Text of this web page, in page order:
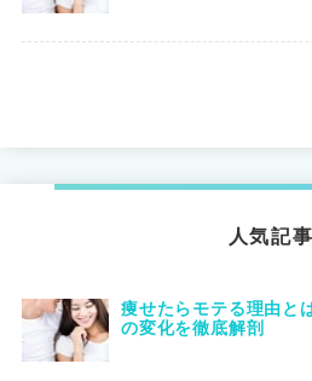
人気記事
痩せたらモテる理由と
の変化を徹底解剖